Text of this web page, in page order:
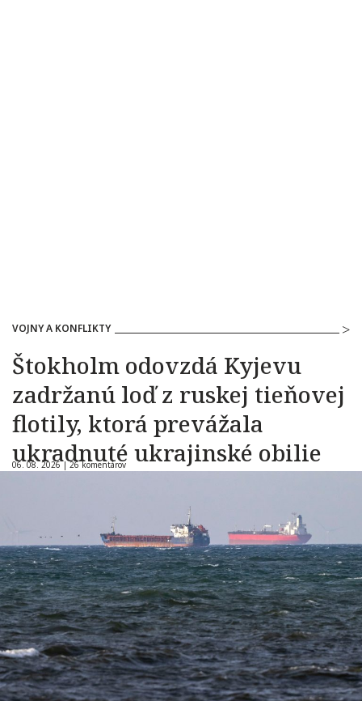
VOJNY A KONFLIKTY
Štokholm odovzdá Kyjevu
zadržanú loď z ruskej tieňovej
flotily, ktorá prevážala
ukradnuté ukrajinské obilie
06. 08. 2026 |26 komentárov